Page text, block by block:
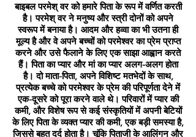
बाइबल परमेश् वर को हमारे पिता के रूप में वर्णित करती
है। परमेश् वर ने मनुष्य और स्त्री दोनों को अपने
स्वरूप में बनाया है। आदम और हव्वा का भी उतना ही
मूल्य है और वे अपने बच्चों को परमेश्वर का प्रेम प्राप्त
करने और उसे फैलाने के लिए एक साझा आह्वान करते
हैं। पिता का प्यार और मां का प्यार अलग-अलग होता
है। दो माता-पिता, अपने विशिष्ट मतभेदों के साथ,
प्रत्येक बच्चे को परमेश्वर के प्रेम की परिपूर्णता देने में
एक-दूसरे को पूरा करने वाले थे। परिवारों में प्यार की
कमी, और विशेष रूप से कई संस्कृतियों में अपनी बेटियों
के लिए पिता के व्यक्त प्यार की कमी, एक बड़ी समस्या है,
जिससे बहुत दर्द होता है। चूंकि पिताजी के आलिंगन और